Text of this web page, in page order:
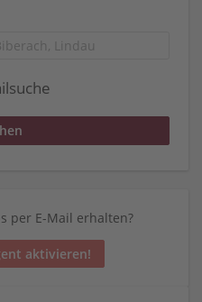
per E-Mail erhalten?
aktivieren!